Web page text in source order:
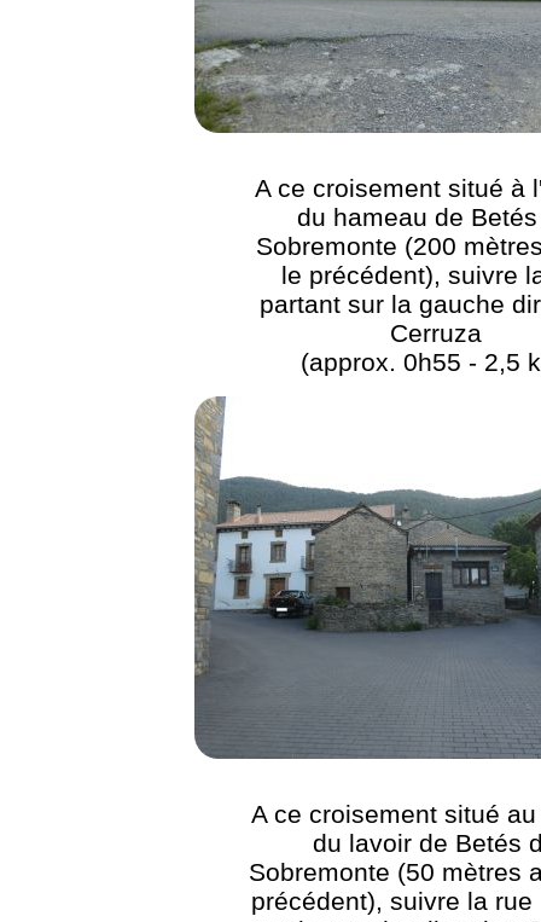
A ce croisement situé à
du hameau de
Sobremonte (200
le précédent), suivre
partant sur la gauche
Cerruza
(approx. 0h55 - 2,5
A ce croisement situé
du lavoir de Betés
Sobremonte (50 mètres
précédent), suivre la rue